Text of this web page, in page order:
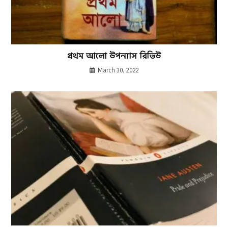
প্রথম আলো উপন্যাস রিভিউ
March 30, 2022